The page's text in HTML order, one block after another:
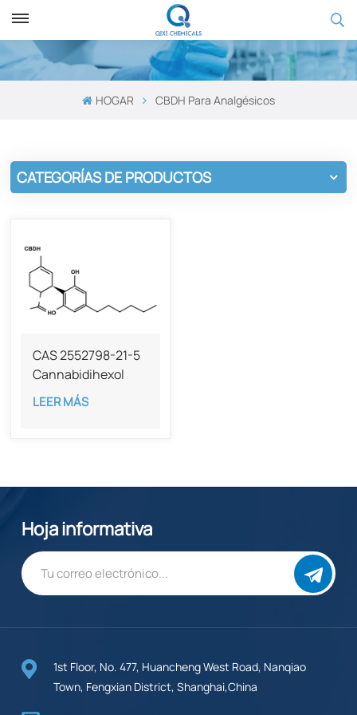
HOGAR CBDH Para Analgésicos
CATEGORÍAS DE PRODUCTOS
CAS 2552798-21-5
Cannabidihexol
(CBDH), 98%
LEER MÁS
Hoja informativa
1st Floor, No. 477, Huancheng West Road, Nanqiao
Town, Fengxian District, Shanghai,China